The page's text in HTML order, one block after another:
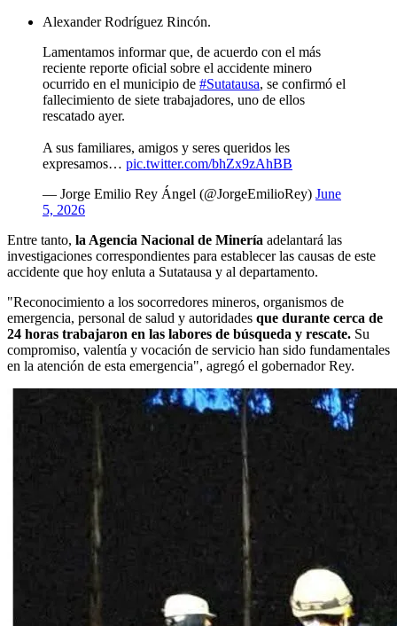
Alexander Rodríguez Rincón.
Lamentamos informar que, de acuerdo con el más
reciente reporte oficial sobre el accidente minero
ocurrido en el municipio de #Sutatausa, se confirmó el
fallecimiento de siete trabajadores, uno de ellos
rescatado ayer.
A sus familiares, amigos y seres queridos les
expresamos… pic.twitter.com/bhZx9zAhBB
— Jorge Emilio Rey Ángel (@JorgeEmilioRey) June
5, 2026
Entre tanto, la Agencia Nacional de Minería adelantará las
investigaciones correspondientes para establecer las causas de este
accidente que hoy enluta a Sutatausa y al departamento.
"Reconocimiento a los socorredores mineros, organismos de
emergencia, personal de salud y autoridades que durante cerca de
24 horas trabajaron en las labores de búsqueda y rescate. Su
compromiso, valentía y vocación de servicio han sido fundamentales
en la atención de esta emergencia", agregó el gobernador Rey.